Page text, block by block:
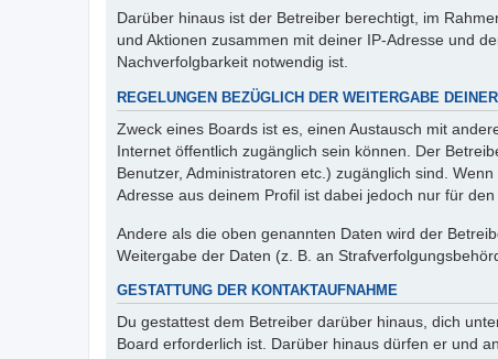
Darüber hinaus ist der Betreiber berechtigt, im
und Aktionen zusammen mit deiner IP-Adresse und
Nachverfolgbarkeit notwendig ist.
REGELUNGEN BEZÜGLICH DER WEITERGABE
Zweck eines Boards ist es, einen Austausch mit
Internet öffentlich zugänglich sein können. Der
Benutzer, Administratoren etc.) zugänglich sind.
Adresse aus deinem Profil ist dabei jedoch nur für
Andere als die oben genannten Daten wird der
Weitergabe der Daten (z. B. an
GESTATTUNG DER KONTAKTAUFNAHME
Du gestattest dem Betreiber darüber hinaus, dich
Board erforderlich ist. Darüber hinaus dürfen er und